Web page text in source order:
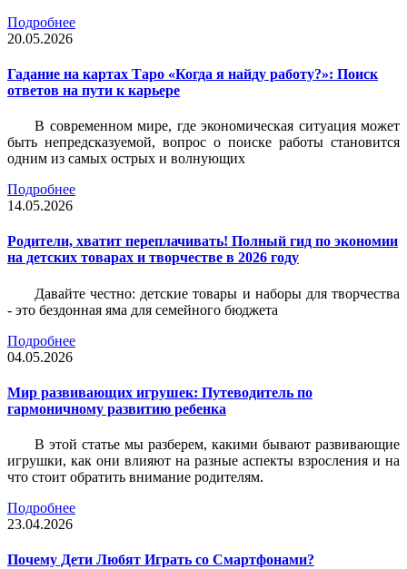
Подробнее
20.05.2026
Гадание на картах Таро «Когда я найду работу?»: Поиск
ответов на пути к карьере
В современном мире, где экономическая ситуация может
быть непредсказуемой, вопрос о поиске работы становится
одним из самых острых и волнующих
Подробнее
14.05.2026
Родители, хватит переплачивать! Полный гид по экономии
на детских товарах и творчестве в 2026 году
Давайте честно: детские товары и наборы для творчества
- это бездонная яма для семейного бюджета
Подробнее
04.05.2026
Мир развивающих игрушек: Путеводитель по
гармоничному развитию ребенка
В этой статье мы разберем, какими бывают развивающие
игрушки, как они влияют на разные аспекты взросления и на
что стоит обратить внимание родителям.
Подробнее
23.04.2026
Почему Дети Любят Играть со Смартфонами?